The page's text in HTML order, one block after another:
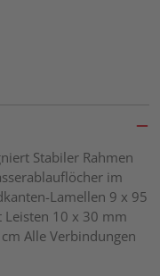
Stabiler Rahmen
im
Lamellen 9 x 95
10 x 30 mm
Alle Verbindungen